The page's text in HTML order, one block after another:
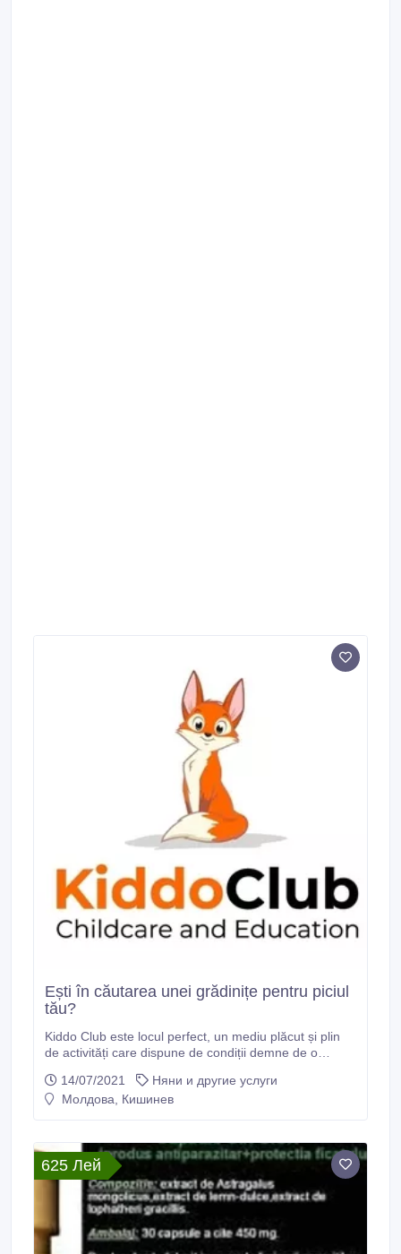
Ești în căutarea unei grădinițe pentru piciul
tău?
Kiddo Club este locul perfect, un mediu plăcut și plin
de activități care dispune de condiții demne de o
calificate. Am creat un spațiu în care dragostea pentru
copii și bunăstarea lor este principala noastră
14/07/2021
Няни и другие услуги
Молдова, Кишинев
625 Лей